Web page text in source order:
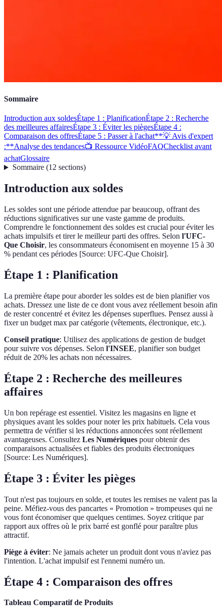
Sommaire
Introduction aux soldesÉtape 1 : PlanificationÉtape 2 : Recherche
des meilleures affairesÉtape 3 : Éviter les piègesÉtape 4 :
Comparaison des offresÉtape 5 : Passer à l'achat**💡 Avis d'expert
:**Analyse des tendances📺 Ressource VidéoFAQChecklist avant
achatGlossaire
Sommaire(12 sections)
Introduction aux soldes
Les soldes sont une période attendue par beaucoup, offrant des
réductions significatives sur une vaste gamme de produits.
Comprendre le fonctionnement des soldes est crucial pour éviter les
achats impulsifs et tirer le meilleur parti des offres. Selon l'UFC-
Que Choisir, les consommateurs économisent en moyenne 15 à 30
% pendant ces périodes [Source: UFC-Que Choisir].
Étape 1 : Planification
La première étape pour aborder les soldes est de bien planifier vos
achats. Dressez une liste de ce dont vous avez réellement besoin afin
de rester concentré et évitez les dépenses superflues. Pensez aussi à
fixer un budget max par catégorie (vêtements, électronique, etc.).
Conseil pratique: Utilisez des applications de gestion de budget
pour suivre vos dépenses. Selon l'INSEE, planifier son budget
réduit de 20% les achats non nécessaires.
Étape 2 : Recherche des meilleures
affaires
Un bon repérage est essentiel. Visitez les magasins en ligne et
physiques avant les soldes pour noter les prix habituels. Cela vous
permettra de vérifier si les réductions annoncées sont réellement
avantageuses. Consultez Les Numériques pour obtenir des
comparaisons actualisées et fiables des produits électroniques
[Source: Les Numériques].
Étape 3 : Éviter les pièges
Tout n'est pas toujours en solde, et toutes les remises ne valent pas la
peine. Méfiez-vous des pancartes « Promotion » trompeuses qui ne
vous font économiser que quelques centimes. Soyez critique par
rapport aux offres où le prix barré est gonflé pour paraître plus
attractif.
Piège à éviter: Ne jamais acheter un produit dont vous n'aviez pas
l'intention. L'achat impulsif est l'ennemi numéro un.
Étape 4 : Comparaison des offres
Tableau Comparatif de Produits